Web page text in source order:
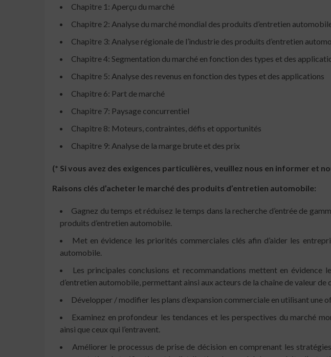
Chapitre 1: Aperçu du marché
Chapitre 2: Analyse du marché mondial des produits d’entretien
Chapitre 3: Analyse régionale de l’industrie des produits d’entretien
Chapitre 4: Segmentation du marché en fonction des types et des
Chapitre 5: Analyse des revenus en fonction des types et des applications
Chapitre 6: Part de marché
Chapitre 7: Paysage concurrentiel
Chapitre 8: Moteurs, contraintes, défis et opportunités
Chapitre 9: Analyse de la marge brute et des prix
(* Si vous avez des exigences particulières, veuillez nous en informer et
Raisons clés d’acheter le marché des produits d’entretien automobile:
Gagnez du temps et réduisez le temps dans la recherche d’entrée de
produits d’entretien automobile.
Met en évidence les priorités commerciales clés afin d’aider les
automobile.
Les principales conclusions et recommandations mettent en évidence
d’entretien automobile, permettant ainsi aux acteurs de la chaîne de valeur
Développer / modifier les plans d’expansion commerciale en utilisant une
Examinez en profondeur les tendances et les perspectives du marché
ainsi que ceux qui l’entravent.
Améliorer le processus de prise de décision en comprenant les